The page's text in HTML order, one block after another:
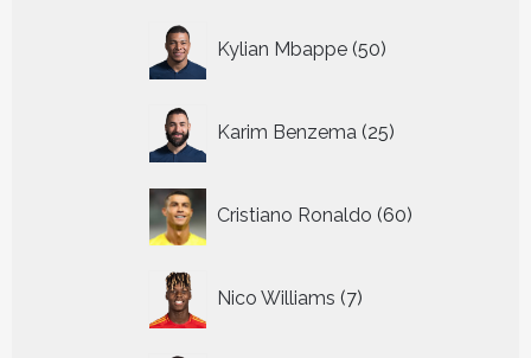
Kylian Mbappe 50
producten
Karim Benzema 25
producten
Cristiano Ronaldo 60
producten
Nico Williams 7
producten